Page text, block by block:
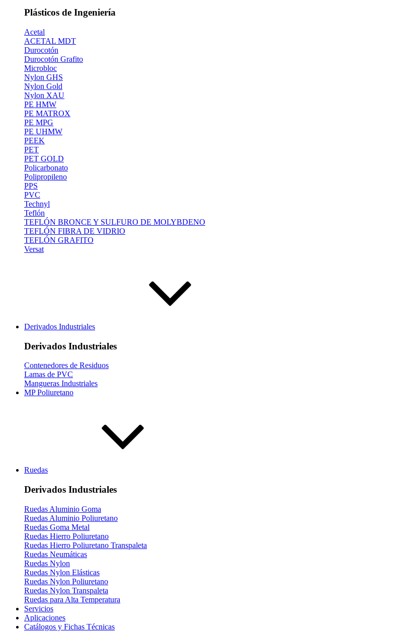
Plásticos de Ingeniería
Acetal
ACETAL MDT
Durocotón
Durocotón Grafito
Microbloc
Nylon GHS
Nylon Gold
Nylon XAU
PE HMW
PE MATROX
PE MPG
PE UHMW
PEEK
PET
PET GOLD
Policarbonato
Polipropileno
PPS
PVC
Technyl
Teflón
TEFLÓN BRONCE Y SULFURO DE MOLYBDENO
TEFLÓN FIBRA DE VIDRIO
TEFLÓN GRAFITO
Versat
Derivados Industriales
Derivados Industriales
Contenedores de Residuos
Lamas de PVC
Mangueras Industriales
MP Poliuretano
Ruedas
Derivados Industriales
Ruedas Aluminio Goma
Ruedas Aluminio Poliuretano
Ruedas Goma Metal
Ruedas Hierro Poliuretano
Ruedas Hierro Poliuretano Transpaleta
Ruedas Neumáticas
Ruedas Nylon
Ruedas Nylon Elásticas
Ruedas Nylon Poliuretano
Ruedas Nylon Transpaleta
Ruedas para Alta Temperatura
Servicios
Aplicaciones
Catálogos y Fichas Técnicas